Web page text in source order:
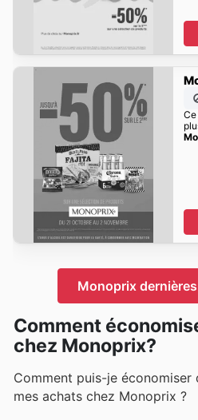
Monoprix
Comment
chez Monoprix?
Comment puis-je économiser
mes achats chez Monoprix ?